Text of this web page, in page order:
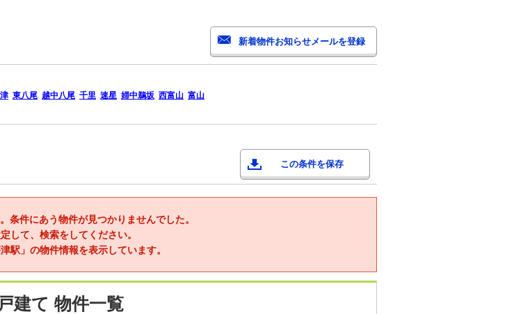
東八尾 越中八尾 千里 速星 婦中鵜坂 西富山 富山
この条件を保存
条件にあう物件が見つかりませんでした。
して、検索をしてください。
駅」の物件情報を表示しています。
建て 物件一覧